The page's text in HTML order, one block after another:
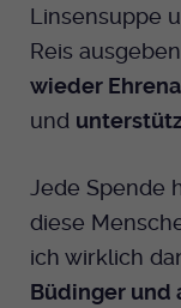
Linsensuppe
Reis
wieder
und
Jede Spende
diese
ich wirklich
Büdinger und